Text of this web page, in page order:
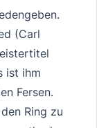
(Carl
ist ihm
Fersen.
Ring zu